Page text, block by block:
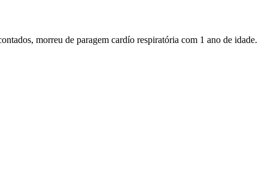
morreu de paragem cardío respiratória com 1 ano de idade.